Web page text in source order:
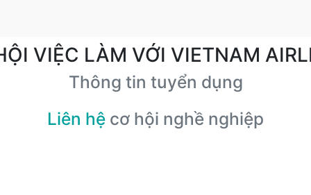
VIỆC LÀM VỚI VIETNAM
Thông tin tuyển dụng
Liên hệ cơ hội nghề nghiệp